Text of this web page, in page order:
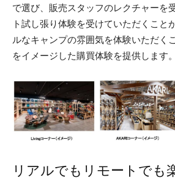
で選び、販売スタッフのレクチャーを
ト試し張り体験を受けていただくこと
ルなキャンプの雰囲気を体験いただく
をイメージした購買体験を提供します。
リアルでもリモートでも